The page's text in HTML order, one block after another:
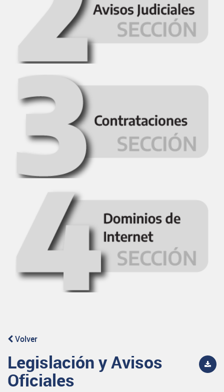
Volver
Legislación y Avisos
Oficiales